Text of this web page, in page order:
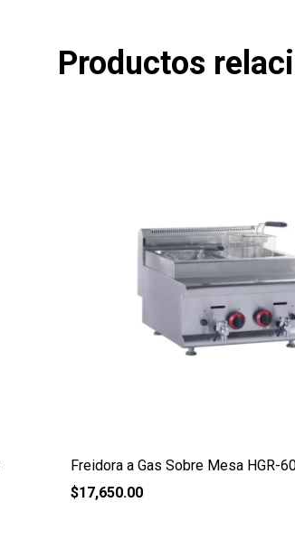
Productos
Freidora a Gas Sobre Mesa HGR-
$17,650.00